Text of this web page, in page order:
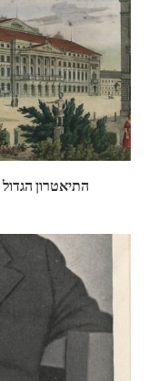
התיאטרון הגדול